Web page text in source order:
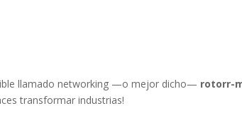
llamado networking —o mejor dicho— rotorr-
transformar industrias!